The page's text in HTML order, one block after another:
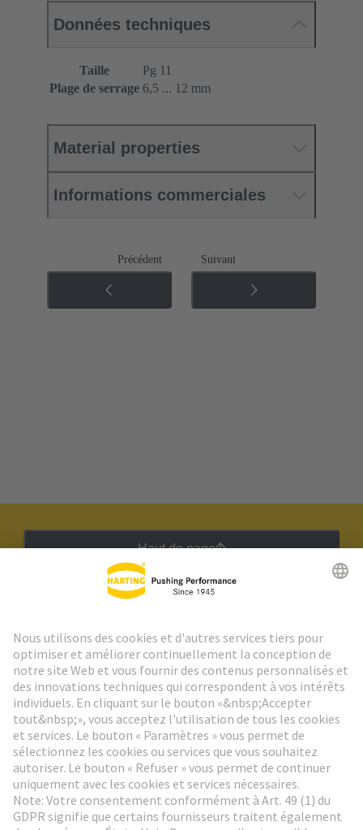
Données techniques
Taille
Pg 11
Plage de serrage 6,5 ... 12 mm
Material properties
Informations commerciales
Précédent Suivant
Haut de page
Aller à l'inscription
Social Media